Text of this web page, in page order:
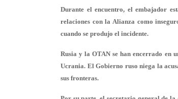
Durante el encuentro, el embajador
relaciones con la Alianza como
cuando se produjo el incidente.
Rusia y la OTAN se han encerrado en
Ucrania. El Gobierno ruso niega la
sus fronteras.